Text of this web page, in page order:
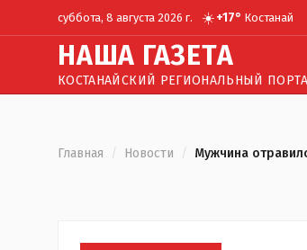
суббота, 8 августа 2026 г. ☀️+17° Костанай
НАША ГАЗЕТА
КОСТАНАЙСКИЙ РЕГИОНАЛЬНЫЙ
Главная / Новости / Мужчина